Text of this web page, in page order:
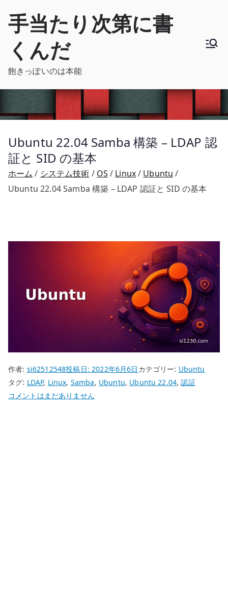
手当たり次第に書
くんだ
飽きっぽいのは本能
Ubuntu 22.04 Samba 構築 – LDAP 認
証と SID の基本
ホーム システム技術 OS Linux
Ubuntu
Ubuntu 22.04 Samba 構築 – LDAP 認証と SID の基本
作者: si62512548投稿日:2022年6月6日 カテゴリー: Ubuntu
タグ: LDAP, Linux, Samba, Ubuntu, Ubuntu 22.04,認証
Ubuntu
コメントはまだありません